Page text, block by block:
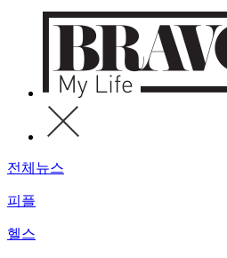
전체뉴스
피플
헬스